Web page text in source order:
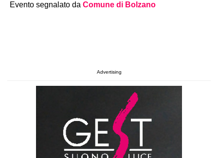
Evento segnalato da Comune di Bolzano
Advertising